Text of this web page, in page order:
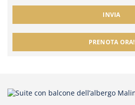
INVIA
PRENOTA ORA!